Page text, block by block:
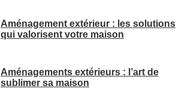
Aménagement extérieur : les solutions
qui valorisent votre maison
Aménagements extérieurs : l’art de
sublimer sa maison